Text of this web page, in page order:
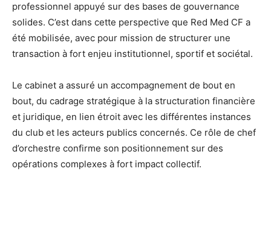
professionnel appuyé sur des bases de gouvernance
solides. C’est dans cette perspective que Red Med CF a
été mobilisée, avec pour mission de structurer une
transaction à fort enjeu institutionnel, sportif et sociétal.
Le cabinet a assuré un accompagnement de bout en
bout, du cadrage stratégique à la structuration financière
et juridique, en lien étroit avec les différentes instances
du club et les acteurs publics concernés. Ce rôle de chef
d’orchestre confirme son positionnement sur des
opérations complexes à fort impact collectif.